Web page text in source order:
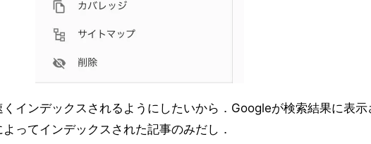
インデックスされるようにしたいから．Googleが検索結果に表示
ってインデックスされた記事のみだし．